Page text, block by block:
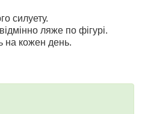
силуету.
ляже по фігурі.
на кожен день.